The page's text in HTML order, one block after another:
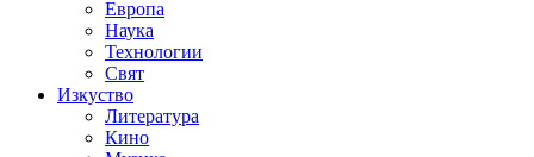
Европа
Наука
Технологии
Свят
Изкуство
Литература
Кино